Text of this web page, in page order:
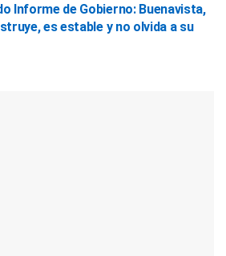
Informe de Gobierno: Buenavista,
es estable y no olvida a su